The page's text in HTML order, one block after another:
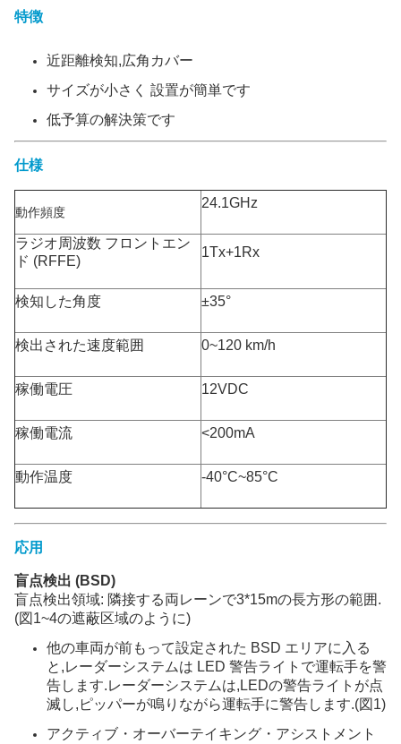
特徴
近距離検知,広角カバー
サイズが小さく 設置が簡単です
低予算の解決策です
仕様
動作頻度
24.1GHz
ラジオ周波数 フロントエン
ド (RFFE)
1Tx+1Rx
検知した角度 ±35°
検出された速度範囲 0~120 km/h
稼働電圧 12VDC
稼働電流 <200mA
動作温度 -40°C~85°C
応用
盲点検出 (BSD)
盲点検出領域: 隣接する両レーンで3*15mの長方形の範囲.
(図1~4の遮蔽区域のように)
他の車両が前もって設定された BSD エリアに入る
と,レーダーシステムは LED 警告ライトで運転手を警
告します.レーダーシステムは,LEDの警告ライトが点
滅し,ピッパーが鳴りながら運転手に警告します.(図1)
アクティブ・オーバーテイキング・アシストメント